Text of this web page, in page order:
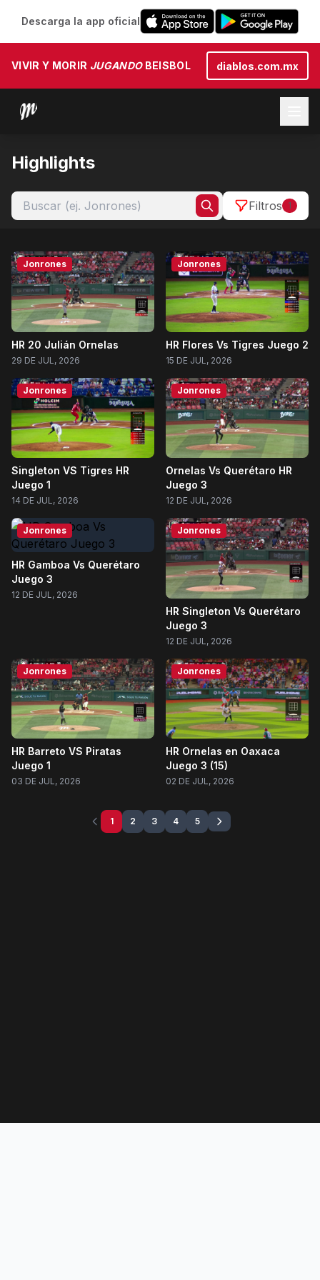
Descarga la app oficial
VIVIR Y MORIR JUGANDOBEISBOL diablos.com.mx
Highlights
Filtros 1
Jonrones
HR 20 Julián Ornelas
29 DE JUL, 2026
Jonrones
HR Flores Vs Tigres Juego 2
15 DE JUL, 2026
Jonrones
Singleton VS Tigres HR
Juego 1
14 DE JUL, 2026
Jonrones
Ornelas Vs Querétaro HR
Juego 3
12 DE JUL, 2026
Jonrones
HR Gamboa Vs Querétaro
Juego 3
12 DE JUL, 2026
Jonrones
HR Singleton Vs Querétaro
Juego 3
12 DE JUL, 2026
Jonrones
HR Barreto VS Piratas
Juego 1
03 DE JUL, 2026
Jonrones
HR Ornelas en Oaxaca
Juego 3 (15)
02 DE JUL, 2026
1 2 3 4 5